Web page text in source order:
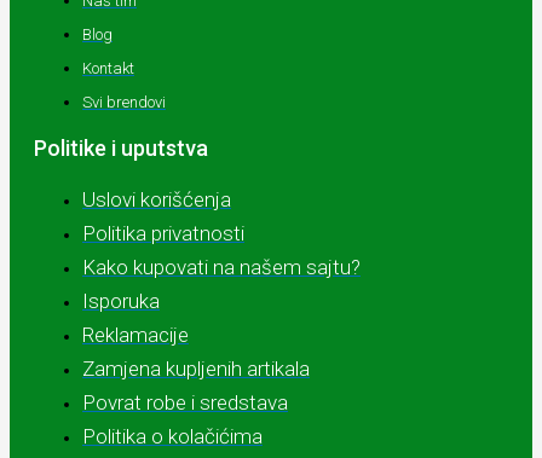
Blog
Kontakt
Svi brendovi
Politike i uputstva
Uslovi korišćenja
Politika privatnosti
Kako kupovati na našem sajtu?
Isporuka
Reklamacije
Zamjena kupljenih artikala
Povrat robe i sredstava
Politika o kolačićima